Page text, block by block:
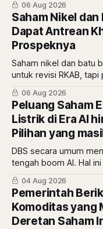
06 Aug 2026
Saham Nikel
Dapat Antrean
Prospeknya
Saham nikel dan batu
untuk revisi RKAB,
adalah pemberi rasio
06 Aug 2026
Peluang Saham
Listrik di Era AI
Pilihan yang
DBS secara umum
tengah boom AI. Hal
berbeda dari Mikirduit
menarik karena faktor
04 Aug 2026
Pemerintah
Komoditas yang
Deretan Saham